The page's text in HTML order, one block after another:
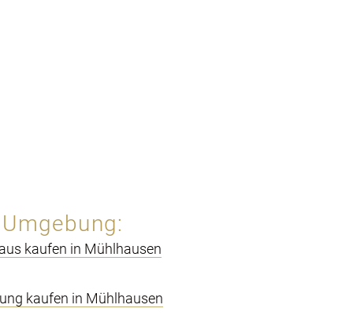
kaufen in Mühlhausen
kaufen in Mühlhausen